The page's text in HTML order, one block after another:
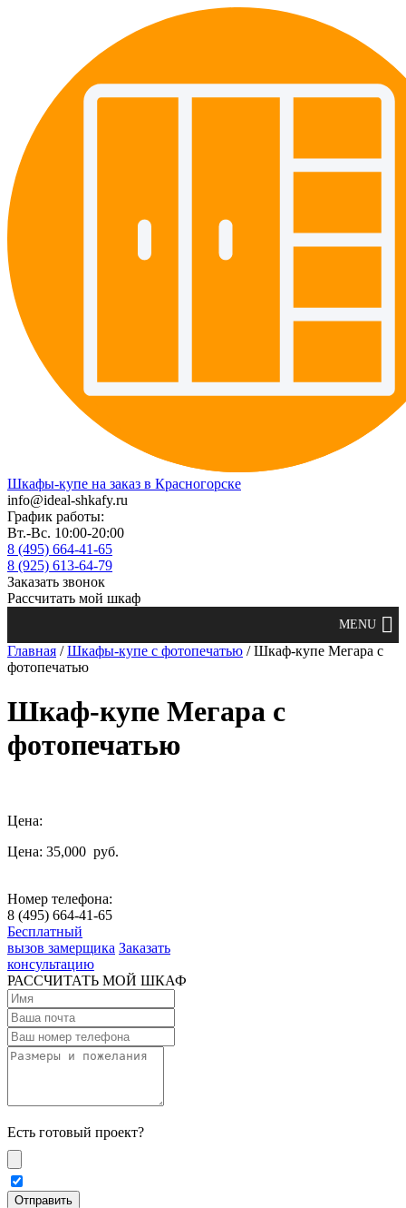
Шкафы-купе на заказ в Красногорске
info@ideal-shkafy.ru
График работы:
Вт.-Вс. 10:00-20:00
8 (495) 664-41-65
8 (925) 613-64-79
Заказать звонок
Рассчитать мой шкаф
Главная /Шкафы-купе с фотопечатью / Шкаф-купе Мегара с
фотопечатью
Шкаф-купе Мегара с
фотопечатью
Цена:
Цена: 35,000 руб.
Номер телефона:
8 (495) 664-41-65
Бесплатный
вызов замерщика Заказать
консультацию
РАССЧИТАТЬ МОЙ ШКАФ
Есть готовый проект?